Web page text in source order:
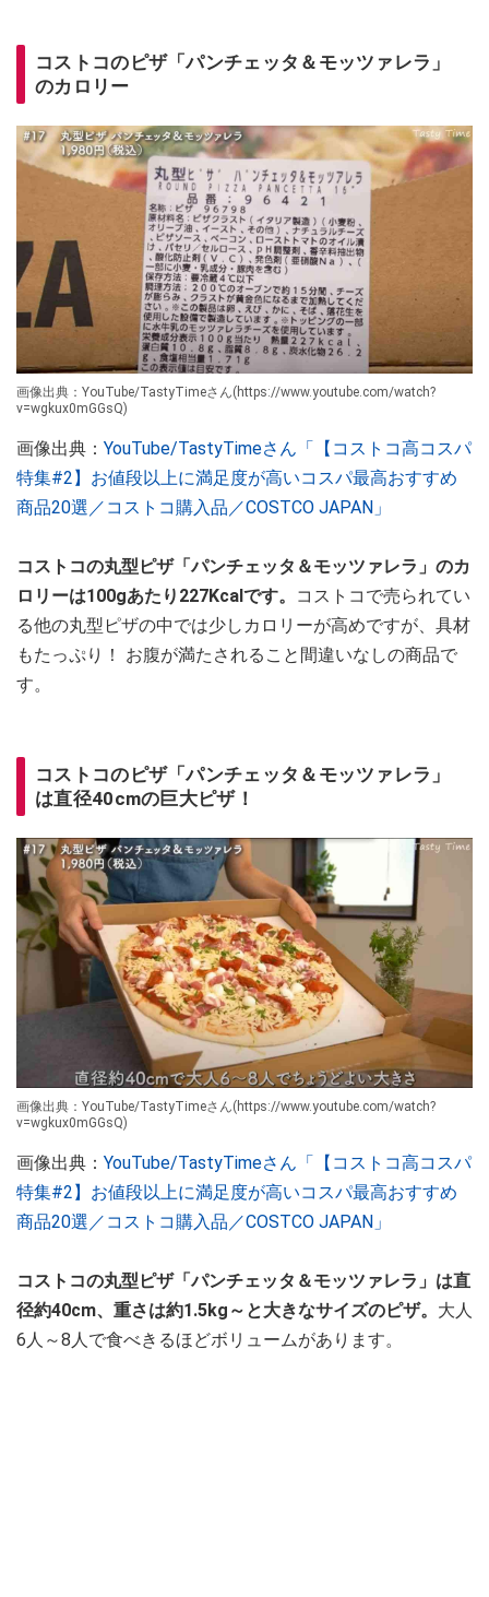
コストコのピザ「パンチェッタ＆モッツァレラ」
のカロリー
画像出典：YouTube/TastyTimeさん(https://www.youtube.com/watch?
v=wgkux0mGGsQ)
画像出典： YouTube/TastyTimeさん「【コストコ高コスパ
特集#2】お値段以上に満足度が高いコスパ最高おすすめ
商品20選／コストコ購入品／COSTCO JAPAN」
コストコの丸型ピザ「パンチェッタ＆モッツァレラ」のカ
ロリーは100gあたり227Kcalです。
コストコで売られてい
る他の丸型ピザの中では少しカロリーが高めですが、具材
もたっぷり！ お腹が満たされること間違いなしの商品で
す。
コストコのピザ「パンチェッタ＆モッツァレラ」
は直径40cmの巨大ピザ！
画像出典：YouTube/TastyTimeさん(https://www.youtube.com/watch?
v=wgkux0mGGsQ)
画像出典： YouTube/TastyTimeさん「【コストコ高コスパ
特集#2】お値段以上に満足度が高いコスパ最高おすすめ
商品20選／コストコ購入品／COSTCO JAPAN」
コストコの丸型ピザ「パンチェッタ＆モッツァレラ」は直
径約40cm、重さは約1.5kg～と大きなサイズのピザ。 大人
6人～8人で食べきるほどボリュームがあります。